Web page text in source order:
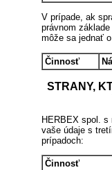
V prípade, ak
právnom
môže sa jednať
Činnosť
STRANY,
HERBEX spol.
vaše údaje s
prípadoch:
Činnosť